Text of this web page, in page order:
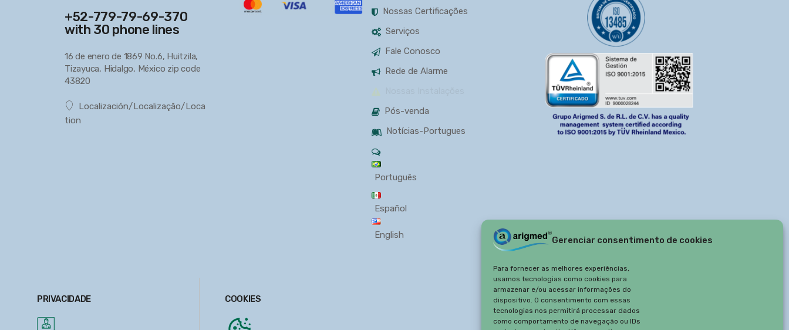
Gerenciar consentimento de cookies
Para fornecer as melhores experiências,
usamos tecnologias como cookies para
armazenar e/ou acessar informações do
dispositivo. O consentimento com essas
tecnologias nos permitirá processar dados
como comportamento de navegação ou IDs
+52-779-79-69-370
with 30 phone lines
16 de enero de 1869 No.6, Huitzila,
Tizayuca, Hidalgo, México zip code
43820
Localización/Localização/Loca
tion
Nossas Certificações
Serviços
Fale Conosco
Rede de Alarme
Pós-venda
Notícias-Portugues
Português
Español
English
PRIVACIDADE COOKIES